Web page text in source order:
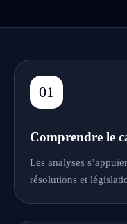
01
Comprendre le
Les analyses
résolutions et